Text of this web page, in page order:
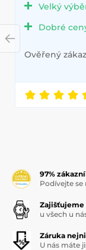
Velký
Dobré
Ověřený
97%
Podívejte se
Zajišťujeme
u všech u
Záruka
U nás máte